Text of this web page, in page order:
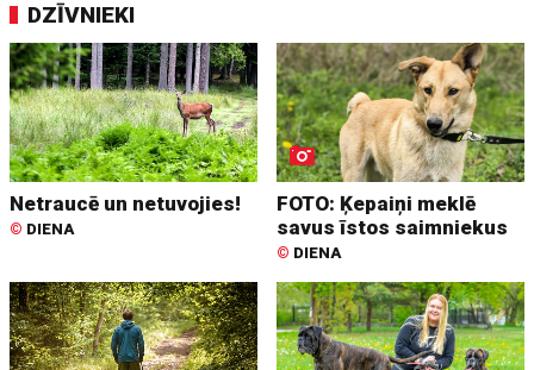
DZĪVNIEKI
Netraucē un netuvojies!
© DIENA
FOTO: Ķepaiņi meklē
savus īstos saimniekus
© DIENA